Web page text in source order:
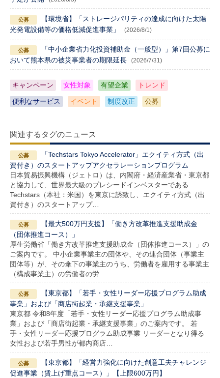
【環境省】「ストレージパリティの達成に向けた太陽
光発電設備等の価格低減促進事業」
(2026/8/1)
「中小企業省力化投資補助金（一般型）」第7回公募に
おいて熊本県の被災事業者の期限延長
(2026/7/31)
キャンペーン 女性対象 有望企業 トレンド
便利なサービス イベント 制度改正 公募
関連するタグのニュース
「Techstars Tokyo Accelerator」エクイティ方式（出
資付き）のスタートアップアクセラレーションプログラム
日本貿易振興機構（ジェトロ）は、内閣府・経済産業省・東京都
と協力して、世界最大級のプレシードインベスターである
Techstars（本社：米国）を東京に誘致し、エクイティ方式（出
資付き）のスタートアップ…
【最大500万円支援】「働き方改革推進支援助成金
（団体推進コース）」
厚生労働省「働き方改革推進支援助成金（団体推進コース）」の
ご案内です。 中小企業事業主の団体や、その連合団体（事業主
団体等）が、その傘下の事業主のうち、労働者を雇用する事業主
（構成事業主）の労働者の労…
【東京都】「若手・女性リーダー応援プログラム助成
事業」および「商店街起業・承継支援事業」
東京都 令和8年度「若手・女性リーダー応援プログラム助成事
業」および「商店街起業・承継支援事業」のご案内です。 若
手・女性リーダー応援プログラム助成事業 リーダーとなり得る
女性および若手男性が都内商店…
【東京都】「経営力強化に向けた創意工夫チャレンジ
促進事業（賃上げ重点コース）」【上限600万円】